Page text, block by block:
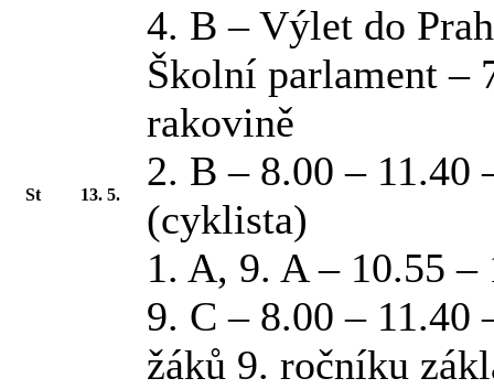
St 13. 5.
4. B – Výlet do
Školní parlament –
rakovině
2. B – 8.00 –
(cyklista)
1. A, 9. A – 10.55
9. C – 8.00 –
žáků 9. ročníku